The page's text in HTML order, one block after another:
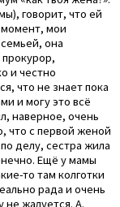
говорит, что ей
момент, мои
она
прокурор,
и честно
что не знает пока
и могу это всё
наверное, очень
что с первой женой
делу, сестра жила
Ещё у мамы
то там колготки
рада и очень
не жалуется. А.